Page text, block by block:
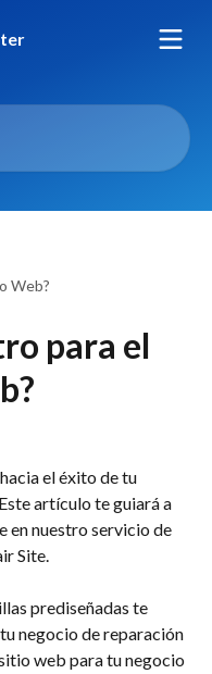
Web?
para el
el éxito de tu
artículo te guiará a
en nuestro servicio de
Site.
prediseñadas te
negocio de reparación
web para tu negocio